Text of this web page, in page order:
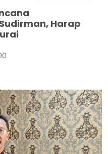
Harap